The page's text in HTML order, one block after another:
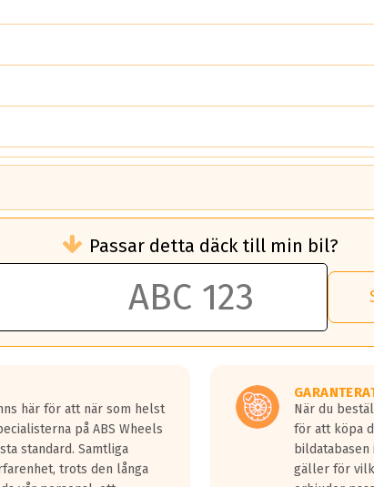
än ett klass G däck.
50 liter bränsle med ett klass A däck gentemot ett klass G
vilken rutt du kör, samt vilken körstil du använder.
lastbilar.
på en väg där det ligger 0.5-1.5 mm vatten.
fyra billängder( ca 18meter) mellan däck med betyg A
Passar detta däck till min bil?
här för att när som helst
på ABS Wheels
standard. Samtliga
trots den långa
När du
för att köpa
gäller för